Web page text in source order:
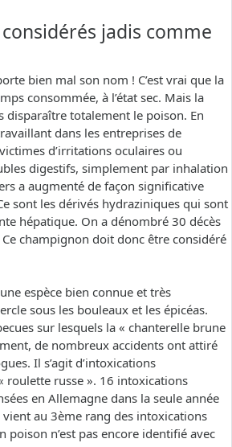
jadis comme
bien mal son nom ! C’est vrai que la
consommée, à l’état sec. Mais la
disparaître totalement le poison. En
dans les entreprises de
d’irritations oculaires ou
digestifs, simplement par inhalation
a augmenté de façon significative
sont les dérivés hydraziniques qui sont
hépatique. On a dénombré 30 décès
champignon doit donc être considéré
espèce bien connue et très
sous les bouleaux et les épicéas.
sur lesquels la « chanterelle brune
de nombreux accidents ont attiré
Il s’agit d’intoxications
roulette russe ». 16 intoxications
en Allemagne dans la seule année
au 3ème rang des intoxications
poison n’est pas encore identifié avec